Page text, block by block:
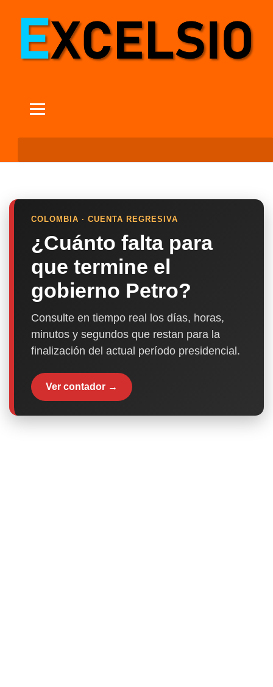
COLOMBIA · CUENTA REGRESIVA
¿Cuánto falta para
que termine el
gobierno Petro?
Consulte en tiempo real los días, horas,
minutos y segundos que restan para la
finalización del actual período presidencial.
Ver contador →